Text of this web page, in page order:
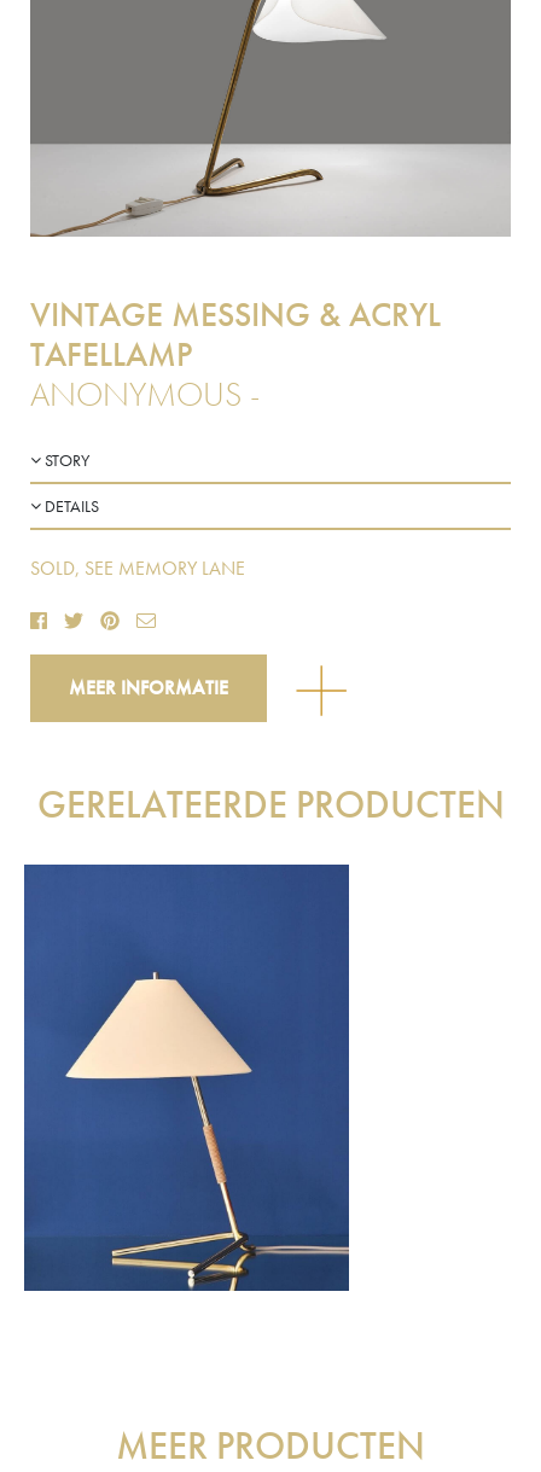
VINTAGE MESSING & ACRYL
TAFELLAMP
ANONYMOUS -
STORY
DETAILS
SOLD, SEE MEMORY LANE
MEER INFORMATIE
GERELATEERDE PRODUCTEN
MEER PRODUCTEN